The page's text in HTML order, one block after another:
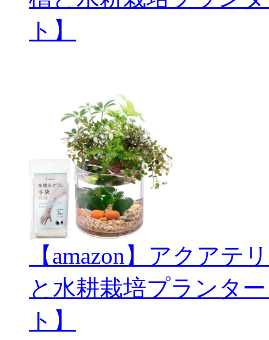
ト】
【amazon】アクアテ
と水耕栽培プランタ
ト】